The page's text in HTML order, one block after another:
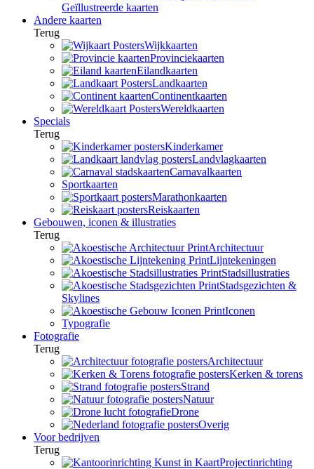
Geïllustreerde kaarten
Andere kaarten
Terug
Wijkkaarten
Provinciekaarten
Eilandkaarten
Landkaarten
Continentkaarten
Wereldkaarten
Specials
Terug
Kinderkamer
Landvlagkaarten
Carnavalkaarten
Sportkaarten
Marathonkaarten
Reiskaarten
Gebouwen, iconen & illustraties
Terug
Architectuur
Lijntekeningen
Stadsillustraties
Stadsgezichten &
Skylines
Iconen
Typografie
Fotografie
Terug
Architectuur
Kerken & torens
Strand
Natuur
Drone
Overig
Voor bedrijven
Terug
Projectinrichting